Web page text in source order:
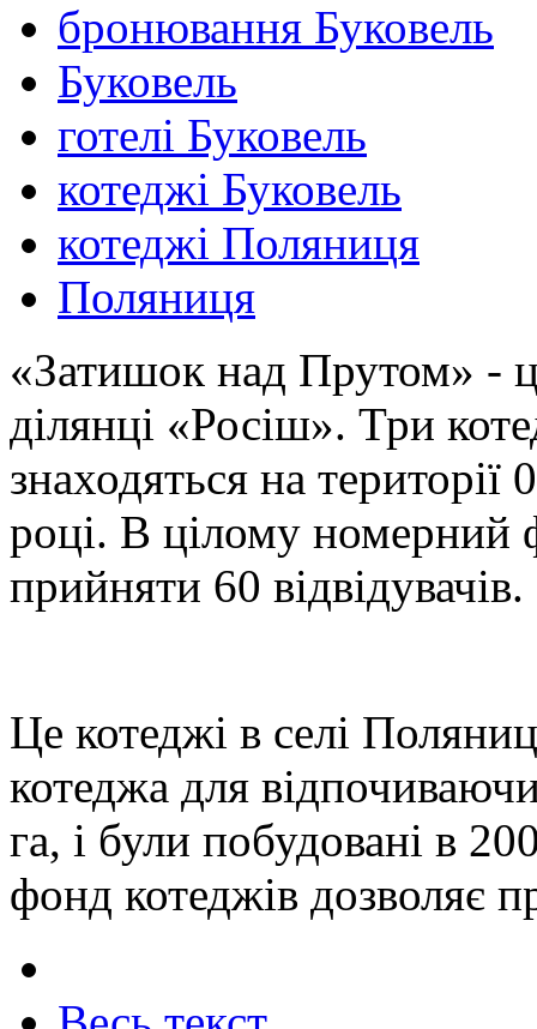
бронювання Буковель
Буковель
готелі Буковель
котеджі Буковель
котеджі Поляниця
Поляниця
«Затишок над Прутом» -
ділянці «Росіш». Три
знаходяться на території
році. В цілому номерний
прийняти 60 відвідувачів.
Це котеджі в селі
котеджа для
га, і були побудовані в
фонд котеджів дозволяє